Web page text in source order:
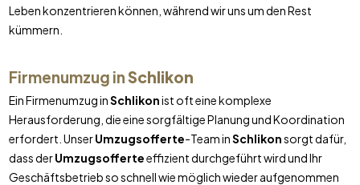
Leben konzentrieren können, während wir uns um den Rest
kümmern.
Firmenumzug inSchlikon
Ein Firmenumzug inSchlikonist oft eine komplexe
Herausforderung, die eine sorgfältige Planung und Koordination
erfordert. UnserUmzugsofferte-Team inSchlikonsorgt dafür,
dass derUmzugsofferteeffizient durchgeführt wird und Ihr
Geschäftsbetrieb so schnell wie möglich wieder aufgenommen